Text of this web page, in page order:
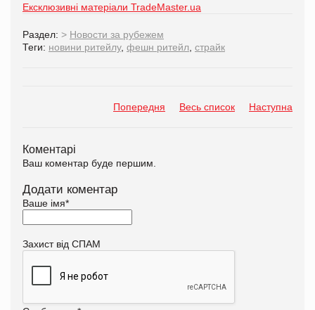
Ексклюзивні матеріали TradeMaster.ua
Раздел: > Новости за рубежем
Теги: новини ритейлу, фешн ритейл страйк
Попередня Весь список Наступна
Коментарі
Ваш коментар буде першим.
Додати коментар
Ваше імя*
Захист від СПАМ